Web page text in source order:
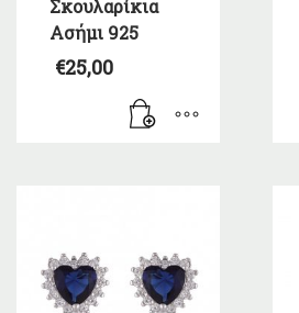
Σκουλαρίκια
Ασήμι 925
€25,00